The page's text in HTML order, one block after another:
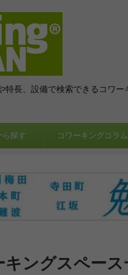
長、設備で検索できるコワ
ら探す コワーキングコラム
キングスペース